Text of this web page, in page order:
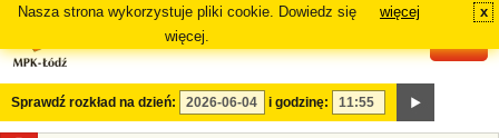
Nasza strona wykorzystuje pliki cookie. Dowiedz się
więcej.
więcej x
Sprawdź rozkład na dzień: i godzinę: